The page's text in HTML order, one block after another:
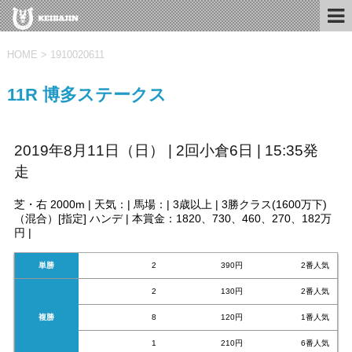
HOME > 1910020611
11R 博多ステークス
2019年8月11日（日） | 2回小倉6日 | 15:35発
走
芝・右 2000m | 天気：| 馬場：| 3歳以上 | 3勝クラス(1600万下)
（混合）[指定] ハンデ | 本賞金：1820、730、460、270、182万
円 |
単勝 2 390円 2番人気
複勝
2 130円 2番人気
8 120円 1番人気
1 210円 6番人気